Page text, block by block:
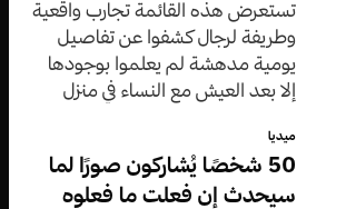
تستعرض هذه القائمة تجارب واقعية
وطريفة لرجال كشفوا عن تفاصيل
يومية مدهشة لم يعلموا بوجودها
إلا بعد العيش مع النساء في منزل
ميديا
50 شخصًا يُشاركون صورًا لما
سيحدث إن فعلت ما فعلوه